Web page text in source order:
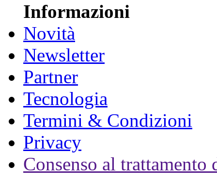
Informazioni
Novità
Newsletter
Partner
Tecnologia
Termini & Condizioni
Privacy
Consenso al trattamento